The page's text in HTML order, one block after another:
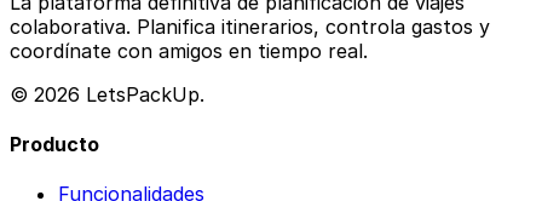
colaborativa. Planifica itinerarios, controla gastos y
coordínate con amigos en tiempo real.
© 2026 LetsPackUp.
Producto
Funcionalidades